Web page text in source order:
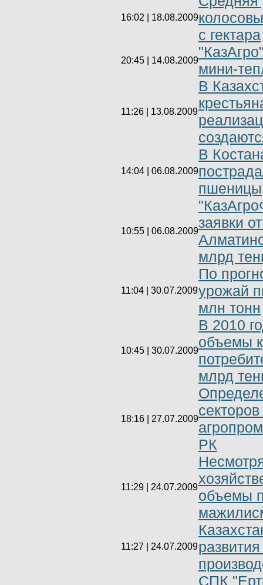
16:02 | 18.08.2009
с гектара
20:45 | 14.08.2009
мини-
11:26 | 13.08.2009
В
14:04 | 06.08.2009
В
пшеницы
10:55 | 06.08.2009
заявки
млрд
11:04 | 30.07.2009
По
урожай
млн тонн
10:45 | 30.07.2009
В 2010
объемы
млрд
18:16 | 27.07.2009
РК
11:29 | 24.07.2009
объемы
11:27 | 24.07.2009
СПК